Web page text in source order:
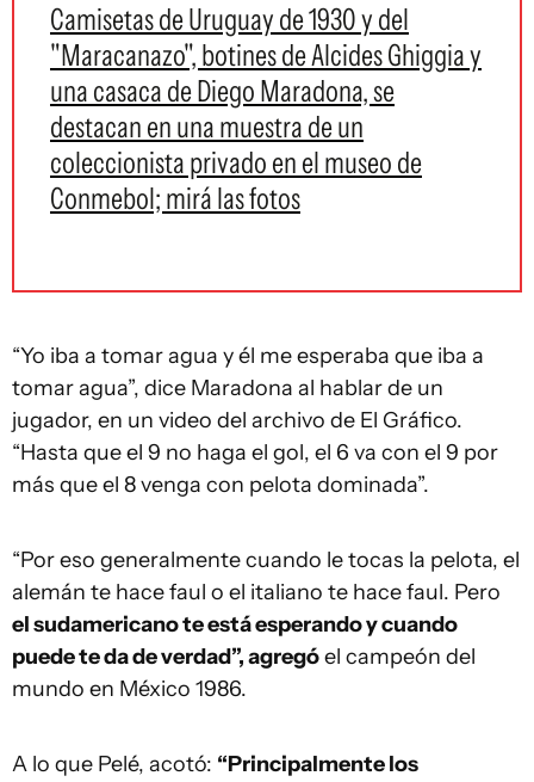
Camisetas de Uruguay de 1930 y del
"Maracanazo", botines de Alcides Ghiggia y
una casaca de Diego Maradona, se
destacan en una muestra de un
coleccionista privado en el museo de
Conmebol; mirá las fotos
“Yo iba a tomar agua y él me esperaba que iba a
tomar agua”, dice Maradona al hablar de un
jugador, en un video del archivo de El Gráfico.
“Hasta que el 9 no haga el gol, el 6 va con el 9 por
más que el 8 venga con pelota dominada”.
“Por eso generalmente cuando le tocas la pelota, el
alemán te hace faul o el italiano te hace faul. Pero
el sudamericano te está esperando y cuando
puede te da de verdad”, agregóel campeón del
mundo en México 1986.
A lo que Pelé, acotó: “Principalmente los